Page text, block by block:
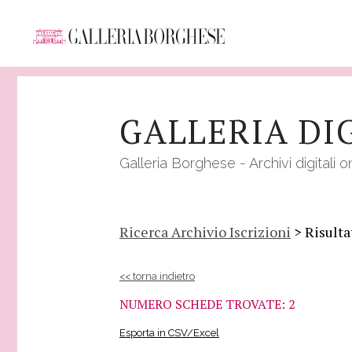
GALLERIA
Galleria Borghese - Archivi digitali
Ricerca Archivio Iscrizioni >
<< torna indietro
NUMERO SCHEDE TROVATE: 2
Esporta in CSV/Excel